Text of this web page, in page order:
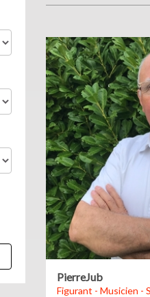
PierreJub
Figurant - Musicien -